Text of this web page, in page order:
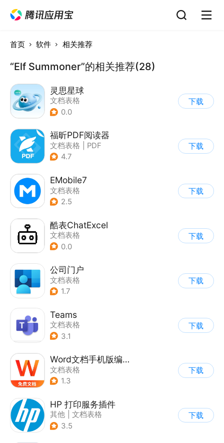
首页 软件 相关推荐
“Elf Summoner”的相关推荐(28)
灵思星球
文档表格
0.0
下载
福昕PDF阅读器
文档表格
PDF
4.7
下载
EMobile7
文档表格
2.5
下载
酷表ChatExcel
文档表格
0.0
下载
公司门户
文档表格
1.7
下载
Teams
文档表格
3.1
下载
Word文档手机版编辑
文档表格
1.3
下载
HP 打印服务插件
其他
文档表格
3.5
下载